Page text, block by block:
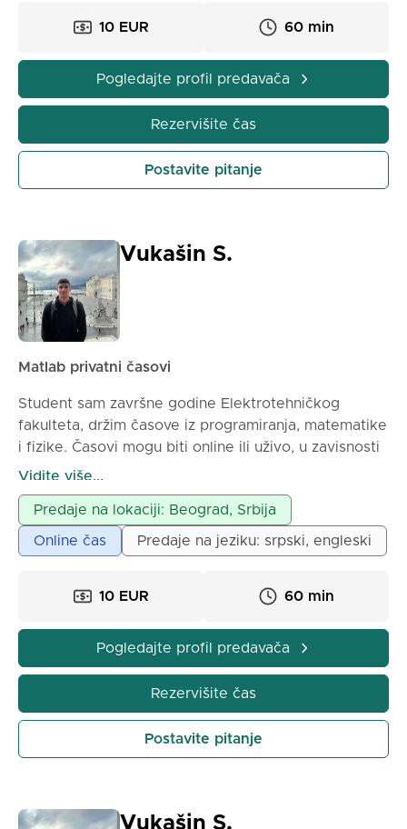
10 EUR 60 min
Pogledajte profil predavača
Rezervišite čas
Postavite pitanje
Vukašin S.
Matlab privatni časovi
Student sam završne godine Elektrotehničkog
fakulteta, držim časove iz programiranja, matematike
i fizike. Časovi mogu biti online ili uživo, u zavisnosti
od dogovora
Vidite više...
Predaje na lokaciji: Beograd, Srbija
Online čas Predaje na jeziku: srpski, engleski
10 EUR 60 min
Pogledajte profil predavača
Rezervišite čas
Postavite pitanje
Vukašin S.